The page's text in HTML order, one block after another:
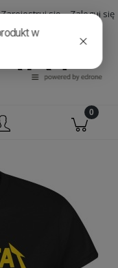
Zarejestruj się Zaloguj się